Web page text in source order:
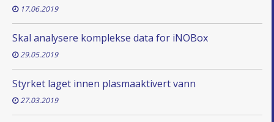
17.06.2019
Skal analysere komplekse data for iNOBox
29.05.2019
Styrket laget innen plasmaaktivert vann
27.03.2019